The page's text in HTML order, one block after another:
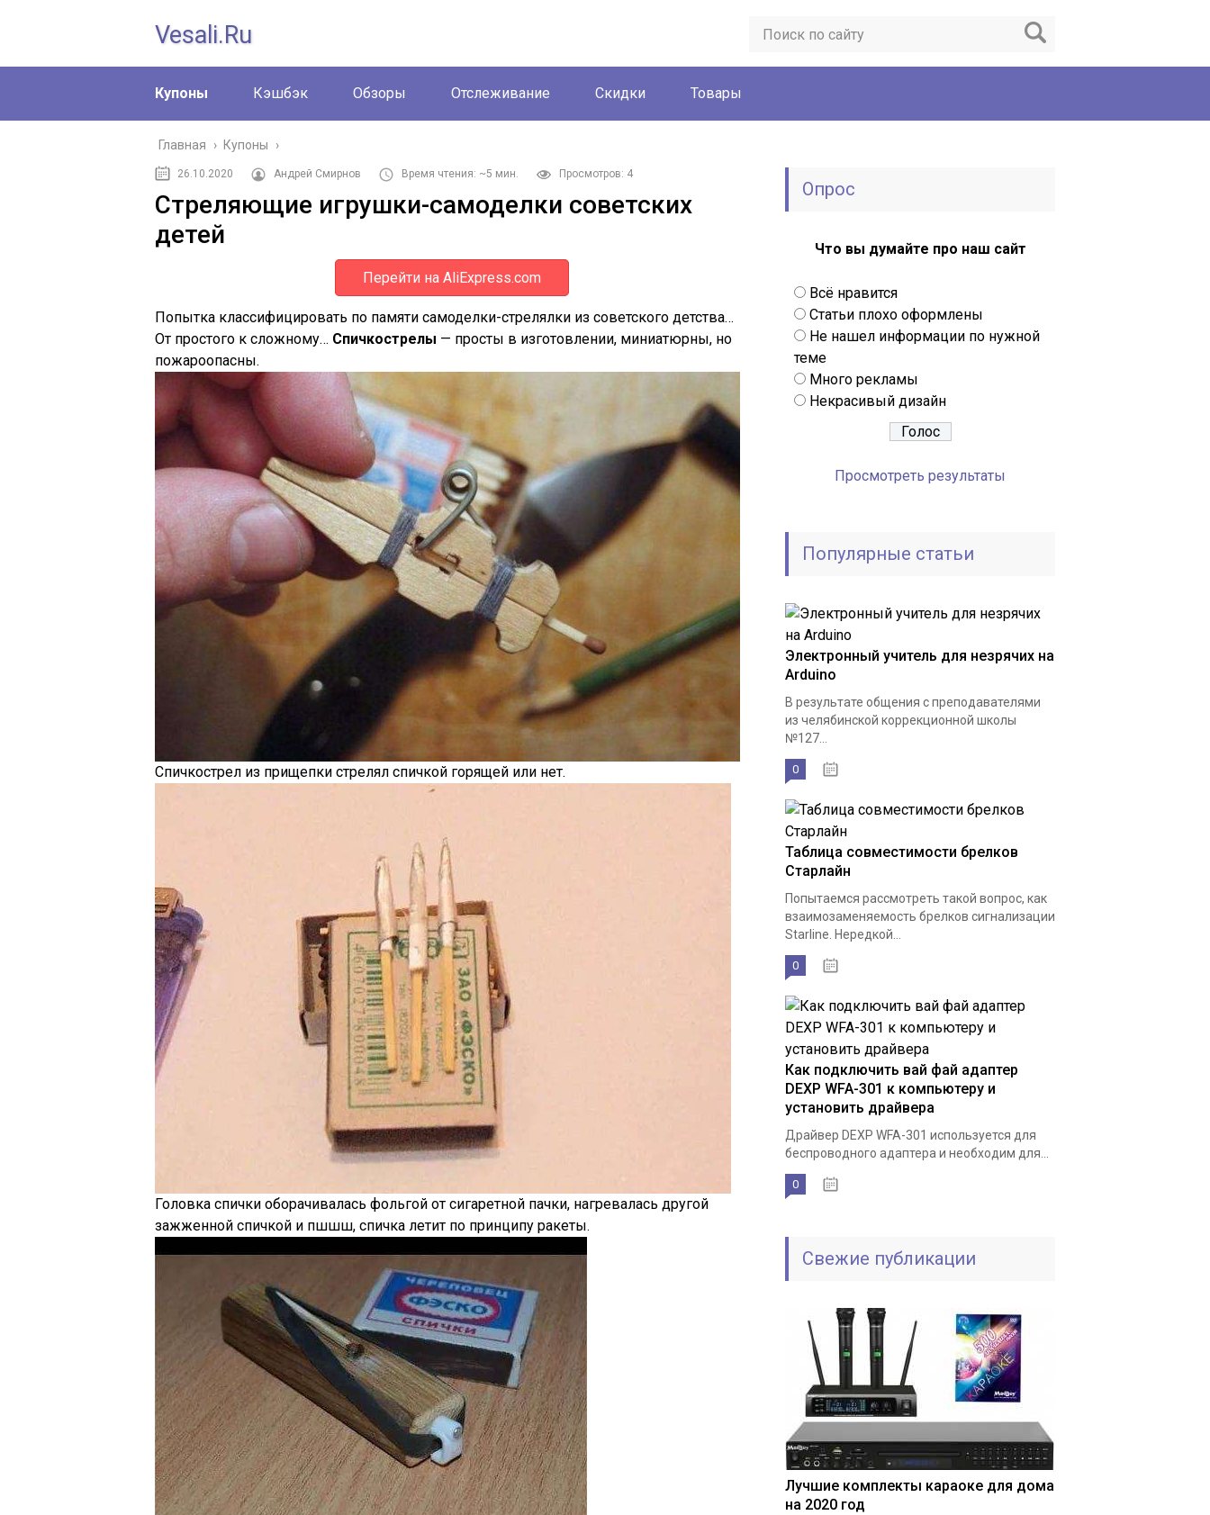
Vesali.ru
Купоны Кэшбэк Обзоры Отслеживание Скидки Товары
Главная › Купоны ›
26.10.2020 Андрей Смирнов Время чтения: ~5 мин. Просмотров: 4
Стреляющие игрушки-самоделки советских
детей
Перейти на AliExpress.com
Попытка классифицировать по памяти самоделки-стрелялки из советского детства…
От простого к сложному… Спичкострелы — просты в изготовлении, миниатюрны, но
пожароопасны.
Спичкострел из прищепки стрелял спичкой горящей или нет.
Головка спички оборачивалась фольгой от сигаретной пачки, нагревалась другой
зажженной спичкой и пшшш, спичка летит по принципу ракеты.
Опрос
Что вы думайте про наш сайт
Всё нравится
Статьи плохо оформлены
Не нашел информации по нужной
теме
Много рекламы
Некрасивый дизайн
Просмотреть результаты
Популярные статьи
Электронный учитель для незрячих на
Arduino
В результате общения с преподавателями
из челябинской коррекционной школы
№127...
0
Таблица совместимости брелков
Старлайн
Попытаемся рассмотреть такой вопрос, как
взаимозаменяемость брелков сигнализации
Starline. Нередкой...
0
Как подключить вай фай адаптер
DEXP WFA-301 к компьютеру и
установить драйвера
Драйвер DEXP WFA-301 используется для
беспроводного адаптера и необходим для...
0
Свежие публикации
Лучшие комплекты караоке для дома
на 2020 год